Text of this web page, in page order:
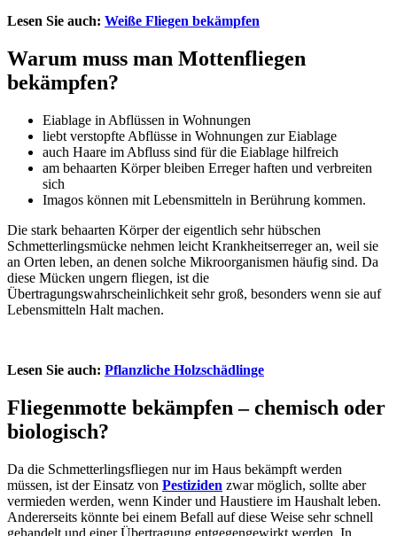
Lesen Sie auch: Weiße Fliegen bekämpfen
Warum muss man Mottenfliegen
bekämpfen?
Eiablage in Abflüssen in Wohnungen
liebt verstopfte Abflüsse in Wohnungen zur Eiablage
auch Haare im Abfluss sind für die Eiablage hilfreich
am behaarten Körper bleiben Erreger haften und verbreiten
sich
Imagos können mit Lebensmitteln in Berührung kommen.
Die stark behaarten Körper der eigentlich sehr hübschen
Schmetterlingsmücke nehmen leicht Krankheitserreger an, weil sie
an Orten leben, an denen solche Mikroorganismen häufig sind. Da
diese Mücken ungern fliegen, ist die
Übertragungswahrscheinlichkeit sehr groß, besonders wenn sie auf
Lebensmitteln Halt machen.
Lesen Sie auch: Pflanzliche Holzschädlinge
Fliegenmotte bekämpfen – chemisch oder
biologisch?
Da die Schmetterlingsfliegen nur im Haus bekämpft werden
müssen, ist der Einsatz von Pestiziden zwar möglich, sollte aber
vermieden werden, wenn Kinder und Haustiere im Haushalt leben.
Andererseits könnte bei einem Befall auf diese Weise sehr schnell
gehandelt und einer Übertragung entgegengewirkt werden. In